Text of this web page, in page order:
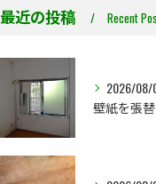
最近の投稿 Recent
2026/08/